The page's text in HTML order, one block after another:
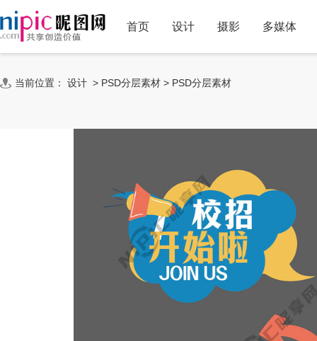
首页 设计 摄影 多媒体
当前位置： 设计 > PSD分层素材 > PSD分层素材